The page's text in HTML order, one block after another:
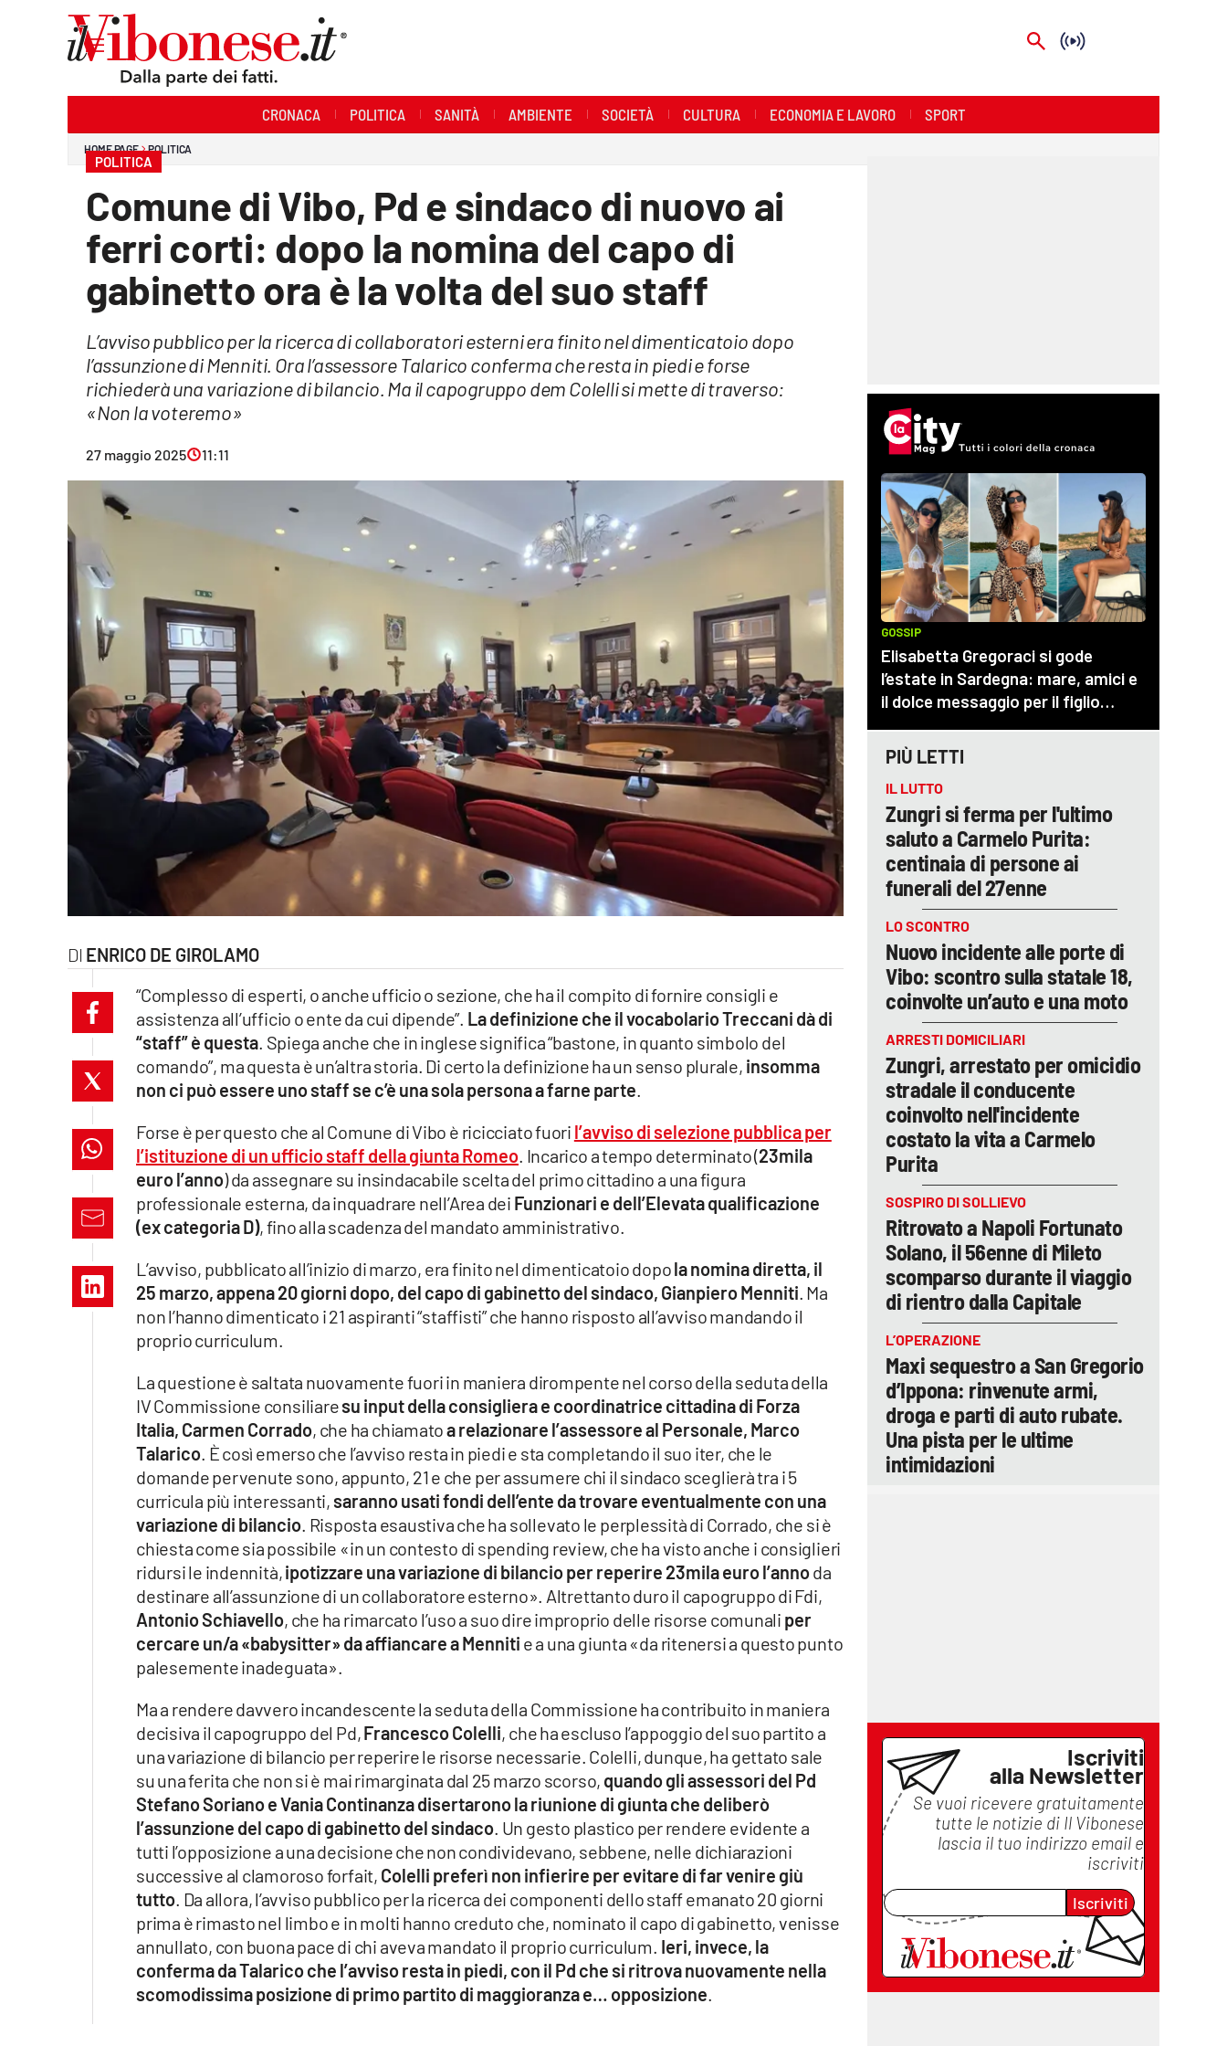
Economia e Lavoro
Streaming
cosenzachannel.it
catanzarochannel.it
lacapitalenews.it
Vai
CRONACA POLITICA SANITÀ AMBIENTE SOCIETÀ CULTURA ECONOMIA E LAVORO SPORT
HOME PAGE POLITICA
POLITICA
Comune di Vibo, Pd e sindaco di nuovo ai
ferri corti: dopo la nomina del capo di
gabinetto ora è la volta del suo staff
L’avviso pubblico per la ricerca di collaboratori esterni era finito nel dimenticatoio dopo
l’assunzione di Menniti. Ora l’assessore Talarico conferma che resta in piedi e forse
richiederà una variazione di bilancio. Ma il capogruppo dem Colelli si mette di traverso:
«Non la voteremo»
27 maggio 2025 11:11
ENRICO DE GIROLAMO
“Complesso di esperti, o anche ufficio o sezione, che ha il compito di fornire consigli e
assistenza all’ufficio o ente da cui dipende”. La definizione che il vocabolario Treccani dà di
“staff” è questa. Spiega anche che in inglese significa “bastone, in quanto simbolo del
comando”, ma questa è un’altra storia. Di certo la definizione ha un senso plurale, insomma
non ci può essere uno staff se c’è una sola persona a farne parte.
Forse è per questo che al Comune di Vibo è ricicciato fuori l’avviso di selezione pubblica per
l’istituzione di un ufficio staff della giunta Romeo. Incarico a tempo determinato (23mila
euro l’anno) da assegnare su insindacabile scelta del primo cittadino a una figura
professionale esterna, da inquadrare nell’Area dei Funzionari e dell’Elevata qualificazione
(ex categoria D), fino alla scadenza del mandato amministrativo.
L’avviso, pubblicato all’inizio di marzo, era finito nel dimenticatoio dopola nomina diretta, il
25 marzo, appena 20 giorni dopo, del capo di gabinetto del sindaco, Gianpiero Menniti. Ma
non l’hanno dimenticato i 21 aspiranti “staffisti” che hanno risposto all’avviso mandando il
proprio curriculum.
La questione è saltata nuovamente fuori in maniera dirompente nel corso della seduta della
IV Commissione consiliaresu input della consigliera e coordinatrice cittadina di Forza
Italia, Carmen Corrado, che ha chiamatoa relazionare l’assessore al Personale, Marco
Talarico. È così emerso che l’avviso resta in piedi e sta completando il suo iter, che le
domande pervenute sono, appunto, 21 e che per assumere chi il sindaco sceglierà tra i 5
curricula più interessanti, saranno usati fondi dell’ente da trovare eventualmente con una
variazione di bilancio. Risposta esaustiva che ha sollevato le perplessità di Corrado, che si è
chiesta come sia possibile «in un contesto di spending review, che ha visto anche i consiglieri
ridursi le indennità,ipotizzare una variazione di bilancio per reperire 23mila euro l’annoda
destinare all’assunzione di un collaboratore esterno». Altrettanto duro il capogruppo di Fdi,
Antonio Schiavello, che ha rimarcato l’uso a suo dire improprio delle risorse comunali per
cercare un/a «babysitter» da affiancare a Menniti e a una giunta «da ritenersi a questo punto
palesemente inadeguata».
Ma a rendere davvero incandescente la seduta della Commissione ha contribuito in maniera
decisiva il capogruppo del Pd,Francesco Colelli, che ha escluso l’appoggio del suo partito a
una variazione di bilancio per reperire le risorse necessarie. Colelli, dunque, ha gettato sale
su una ferita che non si è mai rimarginata dal 25 marzo scorso, quando gli assessori del Pd
Stefano Soriano e Vania Continanza disertarono la riunione di giunta che deliberò
l’assunzione del capo di gabinetto del sindaco. Un gesto plastico per rendere evidente a
tutti l’opposizione a una decisione che non condividevano, sebbene, nelle dichiarazioni
successive al clamoroso forfait, Colelli preferì non infierire per evitare di far venire giù
tutto. Da allora, l’avviso pubblico per la ricerca dei componenti dello staff emanato 20 giorni
prima è rimasto nel limbo e in molti hanno creduto che, nominato il capo di gabinetto, venisse
annullato, con buona pace di chi aveva mandato il proprio curriculum. Ieri, invece, la
conferma da Talarico che l’avviso resta in piedi, con il Pd che si ritrova nuovamente nella
scomodissima posizione di primo partito di maggioranza e… opposizione.
PIÙ LETTI
IL LUTTO
Zungri si ferma per l'ultimo
saluto a Carmelo Purita:
centinaia di persone ai
funerali del 27enne
LO SCONTRO
Nuovo incidente alle porte di
Vibo: scontro sulla statale 18,
coinvolte un’auto e una moto
ARRESTI DOMICILIARI
Zungri, arrestato per omicidio
stradale il conducente
coinvolto nell'incidente
costato la vita a Carmelo
Purita
SOSPIRO DI SOLLIEVO
Ritrovato a Napoli Fortunato
Solano, il 56enne di Mileto
scomparso durante il viaggio
di rientro dalla Capitale
L’OPERAZIONE
Maxi sequestro a San Gregorio
d’Ippona: rinvenute armi,
droga e parti di auto rubate.
Una pista per le ultime
intimidazioni
Iscriviti
alla Newsletter
Se vuoi ricevere gratuitamente
tutte le notizie di Il Vibonese
lascia il tuo indirizzo email e
iscriviti
Iscriviti